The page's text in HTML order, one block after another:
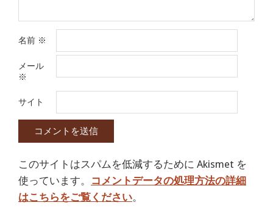
名前 ※
メール
※
サイト
このサイトはスパムを低減するために Akismet を
使っています。 コメントデータの処理方法の詳細
はこちらをご覧ください。